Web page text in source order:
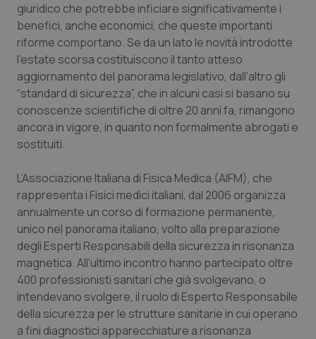
Lazio
Liguria
Lombardia
Marche
Piemonte
Provincia Autonoma di Bolzano
Provincia Autonoma di Trento
Puglia
Diabete & glucometri
Disturbi dell’umore
Dolore
Donna & Salute
HIV
Infezioni & Febbre
Ipertensione & Scompenso
Malattie rare
giuridico che potrebbe inficiare significativamente i
benefici, anche economici, che queste importanti
riforme comportano. Se da un lato le novità introdotte
l’estate scorsa costituiscono il tanto atteso
aggiornamento del panorama legislativo, dall’altro gli
“standard di sicurezza”, che in alcuni casi si basano su
conoscenze scientifiche di oltre 20 anni fa, rimangono
ancora in vigore, in quanto non formalmente abrogati e
sostituiti.
L’Associazione Italiana di Fisica Medica (AIFM), che
rappresenta i Fisici medici italiani, dal 2006 organizza
annualmente un corso di formazione permanente,
unico nel panorama italiano, volto alla preparazione
degli Esperti Responsabili della sicurezza in risonanza
magnetica. All’ultimo incontro hanno partecipato oltre
400 professionisti sanitari che già svolgevano, o
intendevano svolgere, il ruolo di Esperto Responsabile
della sicurezza per le strutture sanitarie in cui operano
a fini diagnostici apparecchiature a risonanza